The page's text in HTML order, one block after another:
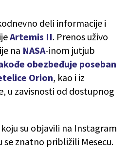
deli informacije i
Artemis II. Prenos uživo
na NASA-inom jutjub
obezbeđuje poseban
Orion, kao i iz
u zavisnosti od dostupnog
su objavili na Instagram
se znatno približili Mesecu.